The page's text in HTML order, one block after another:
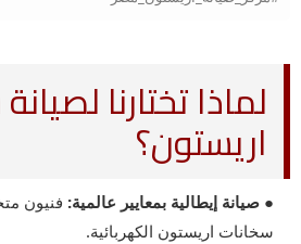
لماذا تختارنا
اريستون؟
● صيانة إيطالية بمعايير عالمية: فنيون
سخانات اريستون الكهربائية.